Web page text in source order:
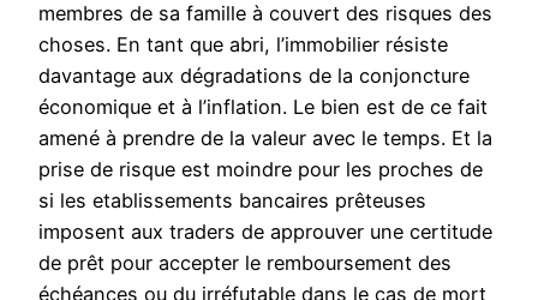
membres de sa famille à couvert des risques des
choses. En tant que abri, l’immobilier résiste
davantage aux dégradations de la conjoncture
économique et à l’inflation. Le bien est de ce fait
amené à prendre de la valeur avec le temps. Et la
prise de risque est moindre pour les proches de
si les etablissements bancaires prêteuses
imposent aux traders de approuver une certitude
de prêt pour accepter le remboursement des
échéances ou du irréfutable dans le cas de mort